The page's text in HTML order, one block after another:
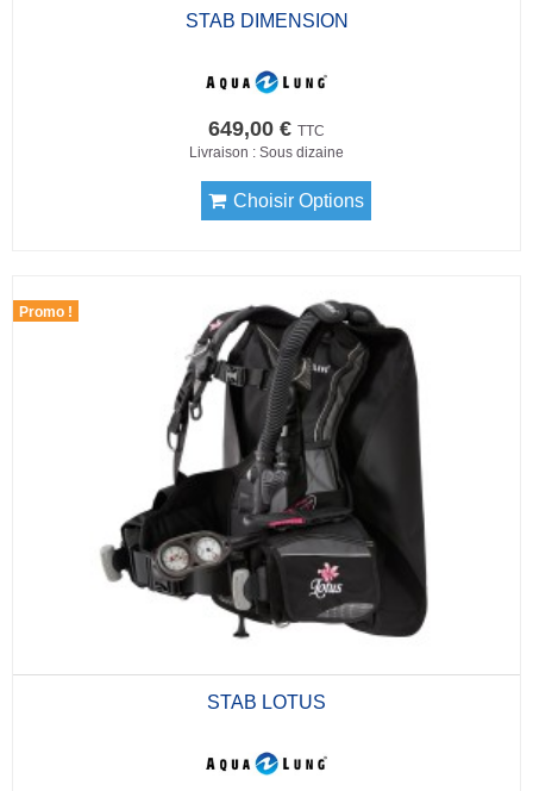
STAB DIMENSION
649,00 € TTC
Livraison : Sous dizaine
Choisir Options
Promo !
STAB LOTUS